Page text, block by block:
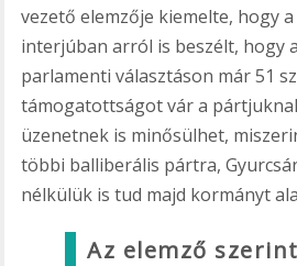
vezető elemzője kiemelte, hogy
interjúban arról is beszélt, hogy
parlamenti választáson már 51
támogatottságot vár a
üzenetnek is minősülhet,
többi balliberális pártra,
nélkülük is tud majd kormányt
Az elemző szerint